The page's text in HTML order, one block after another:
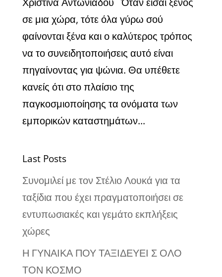
σε μια χώρα, τότε όλα γύρω σού
φαίνονται ξένα και ο καλύτερος τρόπος
να το συνειδητοποιήσεις αυτό είναι
πηγαίνοντας για ψώνια. Θα υπέθετε
κανείς ότι στο πλαίσιo της
παγκοσμιοποίησης τα ονόματα των
εμπορικών καταστημάτων...
Last Posts
Συνομιλεί με τον Στέλιο Λουκά για τα
ταξίδια που έχει πραγματοποιήσει σε
εντυπωσιακές και γεμάτο εκπλήξεις
χώρες
Η ΓΥΝΑΙΚΑ ΠΟΥ ΤΑΞΙΔΕΥΕΙ Σ ΟΛΟ
ΤΟΝ ΚΟΣΜΟ